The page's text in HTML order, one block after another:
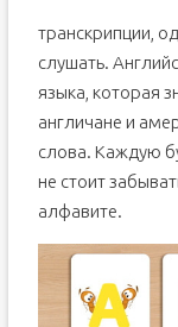
транскрипции,
слушать.
языка, которая
англичане и
слова. Каждую
не стоит
алфавите.